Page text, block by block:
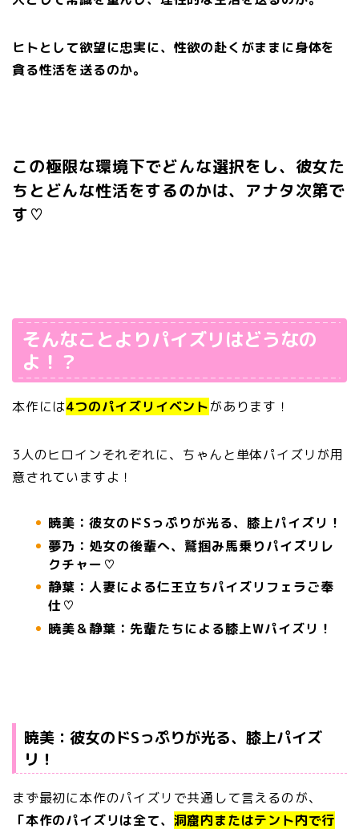
ヒトとして欲望に忠実に、性欲の赴くがままに身体を
貪る性活を送るのか。
この極限な環境下でどんな選択をし、彼女た
ちとどんな性活をするのかは、アナタ次第で
す♡
そんなことよりパイズリはどうなの
よ！？
本作には4つのパイズリイベントがあります！
3人のヒロインそれぞれに、ちゃんと単体パイズリが用
意されていますよ！
暁美：彼女のドSっぷりが光る、膝上パイズリ！
夢乃：処女の後輩へ、鷲掴み馬乗りパイズリレ
クチャー♡
静葉：人妻による仁王立ちパイズリフェラご奉
仕♡
暁美＆静葉：先輩たちによる膝上Wパイズリ！
暁美：彼女のドSっぷりが光る、膝上パイズ
リ！
まず最初に本作のパイズリで共通して言えるのが、
「本作のパイズリは全て、 洞窟内またはテント内で行